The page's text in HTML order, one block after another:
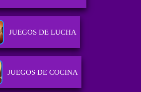
JUEGOS DE LUCHA
JUEGOS DE COCINA